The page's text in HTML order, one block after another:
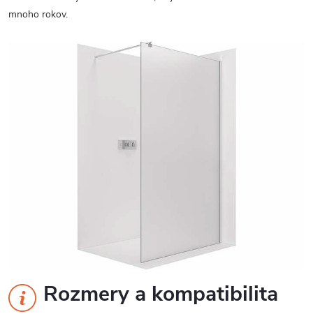
mnoho rokov.
Rozmery a kompatibilita